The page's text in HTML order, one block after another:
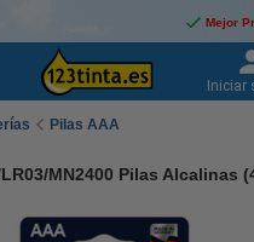
Mejor
Iniciar
Pilas AAA
MN2400 Pilas Alcalinas